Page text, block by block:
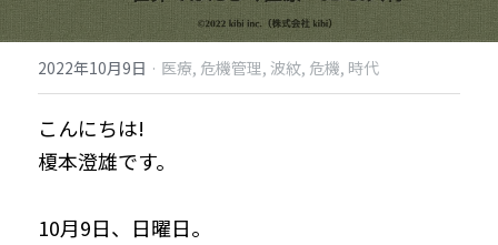
2022年10月9日 · 医療, 危機管理, 波紋, 危機, 時代
こんにちは!
榎本澄雄です。
10月9日、日曜日。